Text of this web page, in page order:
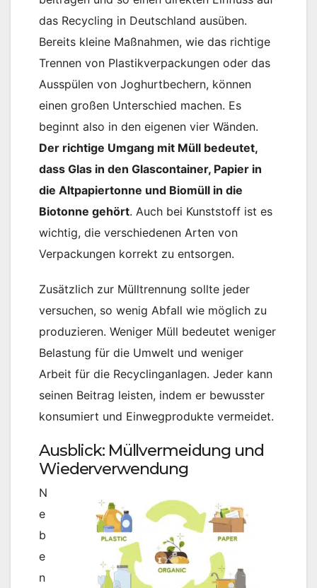
das Recycling in Deutschland ausüben.
Bereits kleine Maßnahmen, wie das richtige
Trennen von Plastikverpackungen oder das
Ausspülen von Joghurtbechern, können
einen großen Unterschied machen​. Es
beginnt also in den eigenen vier Wänden.
Der richtige Umgang mit Müll bedeutet,
dass Glas in den Glascontainer, Papier in
die Altpapiertonne und Biomüll in die
Biotonne gehört. Auch bei Kunststoff ist es
wichtig, die verschiedenen Arten von
Verpackungen korrekt zu entsorgen​.
Zusätzlich zur Mülltrennung sollte jeder
versuchen, so wenig Abfall wie möglich zu
produzieren. Weniger Müll bedeutet weniger
Belastung für die Umwelt und weniger
Arbeit für die Recyclinganlagen. Jeder kann
seinen Beitrag leisten, indem er bewusster
konsumiert und Einwegprodukte vermeidet​.
Ausblick: Müllvermeidung und
Wiederverwendung
N
e
b
e
n